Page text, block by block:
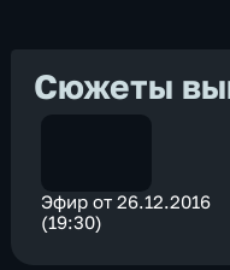
Сюжеты
Эфир от 26.12.2016
(19:30)